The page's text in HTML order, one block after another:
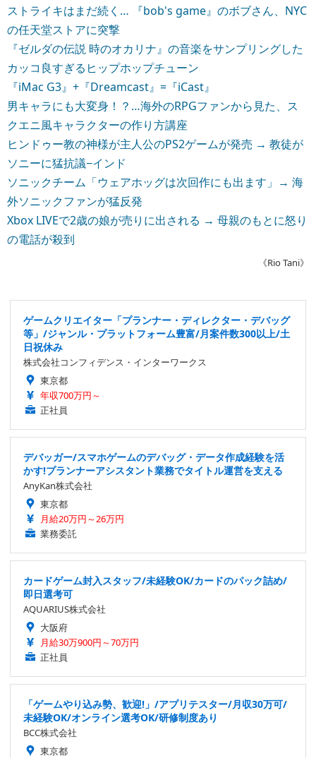
ストライキはまだ続く… 『bob's game』のボブさん、NYC
の任天堂ストアに突撃
『ゼルダの伝説 時のオカリナ』の音楽をサンプリングした
カッコ良すぎるヒップホップチューン
『iMac G3』+『Dreamcast』=『iCast』
男キャラにも大変身！？…海外のRPGファンから見た、ス
クエニ風キャラクターの作り方講座
ヒンドゥー教の神様が主人公のPS2ゲームが発売 → 教徒が
ソニーに猛抗議−インド
ソニックチーム「ウェアホッグは次回作にも出ます」→ 海
外ソニックファンが猛反発
Xbox LIVEで2歳の娘が売りに出される → 母親のもとに怒り
の電話が殺到
《Rio Tani》
ゲームクリエイター「プランナー・ディレクター・デバッグ
等」/ジャンル・プラットフォーム豊富/月案件数300以上/土
日祝休み
株式会社コンフィデンス・インターワークス
東京都
年収700万円～
正社員
デバッガー/スマホゲームのデバッグ・データ作成経験を活
かす!プランナーアシスタント業務でタイトル運営を支える
AnyKan株式会社
東京都
月給20万円～26万円
業務委託
カードゲーム封入スタッフ/未経験OK/カードのパック詰め/
即日選考可
AQUARIUS株式会社
大阪府
月給30万900円～70万円
正社員
「ゲームやり込み勢、歓迎!」/アプリテスター/月収30万可/
未経験OK/オンライン選考OK/研修制度あり
BCC株式会社
東京都